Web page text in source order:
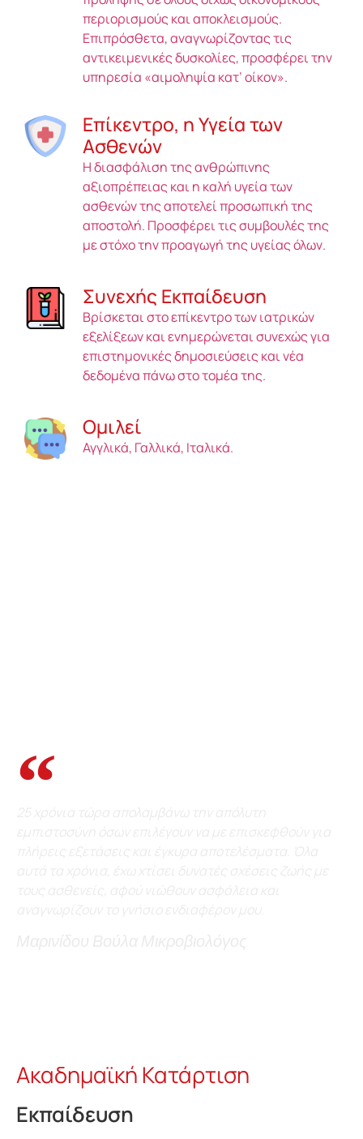
περιορισμούς και αποκλεισμούς.
Επιπρόσθετα, αναγνωρίζοντας τις
αντικειμενικές δυσκολίες, προσφέρει την
υπηρεσία «αιμοληψία κατ’ οίκον».
Επίκεντρο, η Υγεία των
Ασθενών
Η διασφάλιση της ανθρώπινης
αξιοπρέπειας και η καλή υγεία των
ασθενών της αποτελεί προσωπική της
αποστολή. Προσφέρει τις συμβουλές της
με στόχο την προαγωγή της υγείας όλων.
Συνεχής Εκπαίδευση
Βρίσκεται στο επίκεντρο των ιατρικών
εξελίξεων και ενημερώνεται συνεχώς για
επιστημονικές δημοσιεύσεις και νέα
δεδομένα πάνω στο τομέα της.
Ομιλεί
Αγγλικά, Γαλλικά, Ιταλικά.
Ακαδημαϊκή Κατάρτιση
Εκπαίδευση